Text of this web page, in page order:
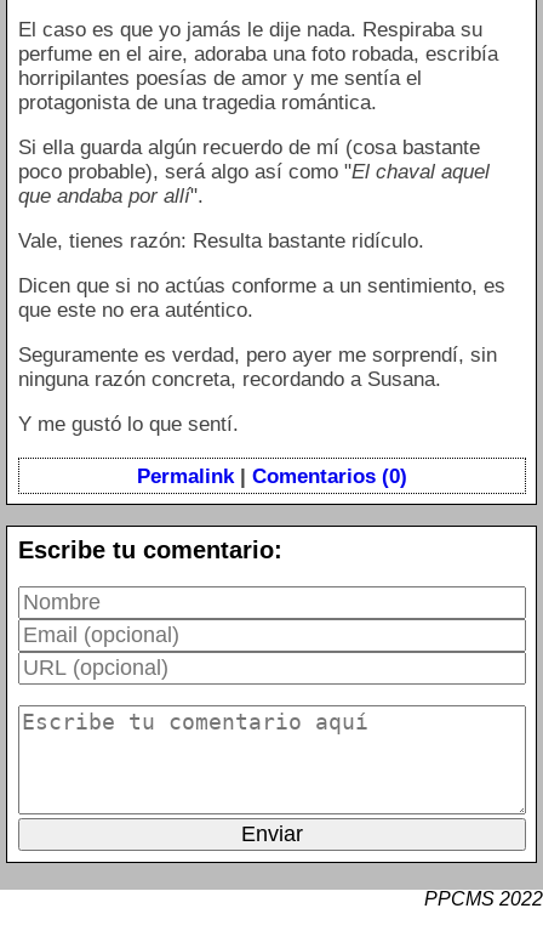
El caso es que yo jamás le dije nada. Respiraba su
perfume en el aire, adoraba una foto robada, escribía
horripilantes poesías de amor y me sentía el
protagonista de una tragedia romántica.
Si ella guarda algún recuerdo de mí (cosa bastante
poco probable), será algo así como "El chaval aquel
que andaba por allí".
Vale, tienes razón: Resulta bastante ridículo.
Dicen que si no actúas conforme a un sentimiento, es
que este no era auténtico.
Seguramente es verdad, pero ayer me sorprendí, sin
ninguna razón concreta, recordando a Susana.
Y me gustó lo que sentí.
Permalink| Comentarios (0)
Escribe tu comentario:
PPCMS 2022